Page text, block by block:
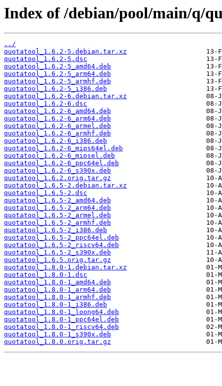
Index of /debian/pool/main/q/
../
quotatool_1.6.2-5.debian.tar.xz
quotatool_1.6.2-5.dsc
quotatool_1.6.2-5_amd64.deb
quotatool_1.6.2-5_arm64.deb
quotatool_1.6.2-5_armhf.deb
quotatool_1.6.2-5_i386.deb
quotatool_1.6.2-6.debian.tar.xz
quotatool_1.6.2-6.dsc
quotatool_1.6.2-6_amd64.deb
quotatool_1.6.2-6_arm64.deb
quotatool_1.6.2-6_armel.deb
quotatool_1.6.2-6_armhf.deb
quotatool_1.6.2-6_i386.deb
quotatool_1.6.2-6_mips64el.deb
quotatool_1.6.2-6_mipsel.deb
quotatool_1.6.2-6_ppc64el.deb
quotatool_1.6.2-6_s390x.deb
quotatool_1.6.2.orig.tar.gz
quotatool_1.6.5-2.debian.tar.xz
quotatool_1.6.5-2.dsc
quotatool_1.6.5-2_amd64.deb
quotatool_1.6.5-2_arm64.deb
quotatool_1.6.5-2_armel.deb
quotatool_1.6.5-2_armhf.deb
quotatool_1.6.5-2_i386.deb
quotatool_1.6.5-2_ppc64el.deb
quotatool_1.6.5-2_riscv64.deb
quotatool_1.6.5-2_s390x.deb
quotatool_1.6.5.orig.tar.gz
quotatool_1.8.0-1.debian.tar.xz
quotatool_1.8.0-1.dsc
quotatool_1.8.0-1_amd64.deb
quotatool_1.8.0-1_arm64.deb
quotatool_1.8.0-1_armhf.deb
quotatool_1.8.0-1_i386.deb
quotatool_1.8.0-1_loong64.deb
quotatool_1.8.0-1_ppc64el.deb
quotatool_1.8.0-1_riscv64.deb
quotatool_1.8.0-1_s390x.deb
quotatool_1.8.0.orig.tar.gz